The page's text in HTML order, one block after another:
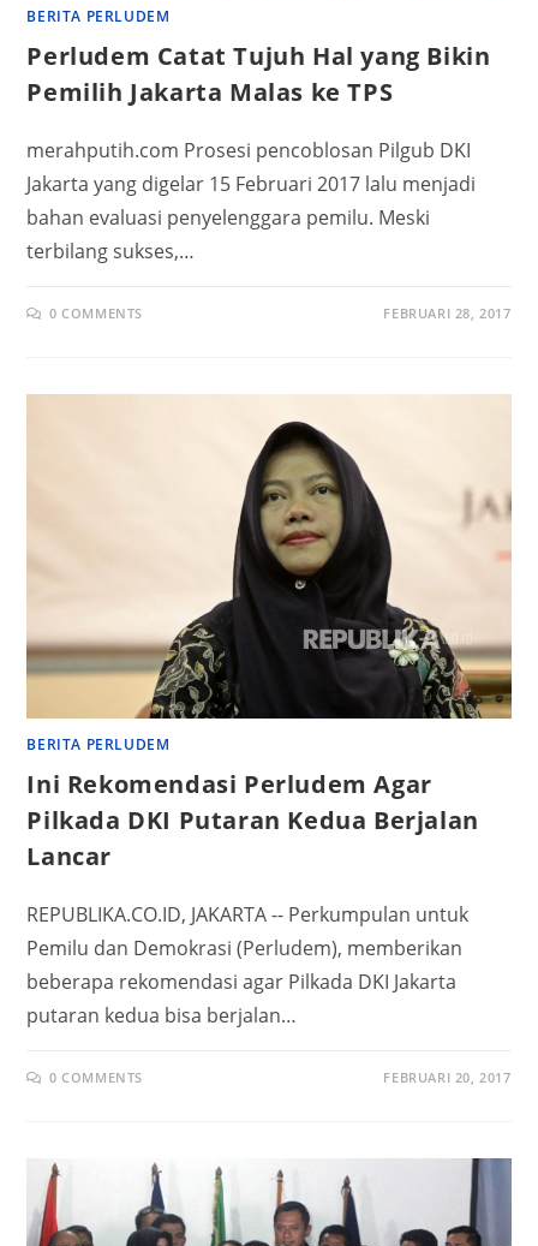
BERITA PERLUDEM
Perludem Catat Tujuh Hal yang Bikin
Pemilih Jakarta Malas ke TPS
merahputih.com Prosesi pencoblosan Pilgub DKI
Jakarta yang digelar 15 Februari 2017 lalu menjadi
bahan evaluasi penyelenggara pemilu. Meski
terbilang sukses,…
0 COMMENTS FEBRUARI 28, 2017
BERITA PERLUDEM
Ini Rekomendasi Perludem Agar
Pilkada DKI Putaran Kedua Berjalan
Lancar
REPUBLIKA.CO.ID, JAKARTA -- Perkumpulan untuk
Pemilu dan Demokrasi (Perludem), memberikan
beberapa rekomendasi agar Pilkada DKI Jakarta
putaran kedua bisa berjalan…
0 COMMENTS FEBRUARI 20, 2017